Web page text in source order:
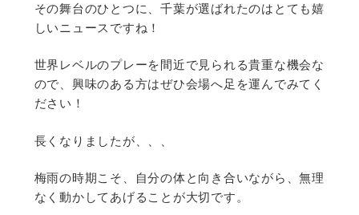
その舞台のひとつに、千葉が選ばれたのはとても嬉
しいニュースですね！
世界レベルのプレーを間近で見られる貴重な機会な
ので、興味のある方はぜひ会場へ足を運んでみてく
ださい！
長くなりましたが、、、
梅雨の時期こそ、自分の体と向き合いながら、無理
なく動かしてあげることが大切です。